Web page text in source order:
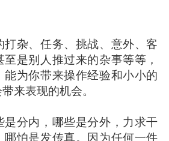
杂、任务、挑战、意外、客
是别人推过来的杂事等等，
能为你带来操作经验和小小的
来表现的机会。
分内，哪些是分外，力求干
哪怕是发传真。因为任何一件